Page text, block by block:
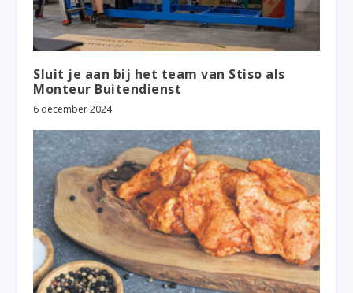
Sluit je aan bij het team van Stiso als
Monteur Buitendienst
6 december 2024